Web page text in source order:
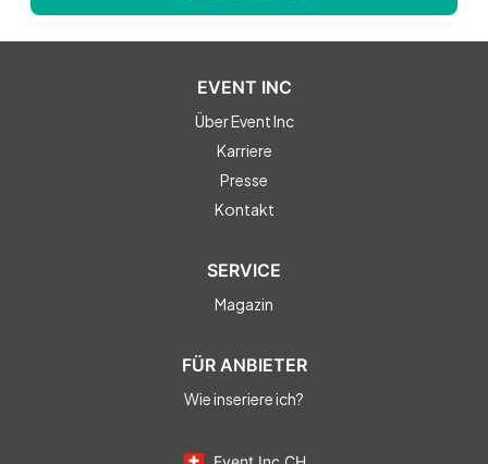
EVENT INC
Über Event Inc
Karriere
Presse
Kontakt
SERVICE
Magazin
FÜR ANBIETER
Wie inseriere ich?